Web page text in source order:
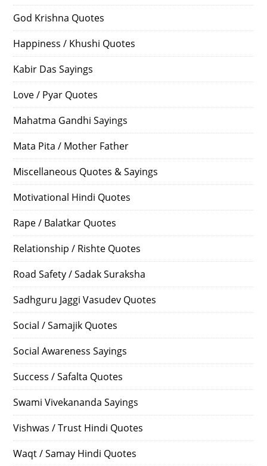
God Krishna Quotes
Happiness / Khushi Quotes
Kabir Das Sayings
Love / Pyar Quotes
Mahatma Gandhi Sayings
Mata Pita / Mother Father
Miscellaneous Quotes & Sayings
Motivational Hindi Quotes
Rape / Balatkar Quotes
Relationship / Rishte Quotes
Road Safety / Sadak Suraksha
Sadhguru Jaggi Vasudev Quotes
Social / Samajik Quotes
Social Awareness Sayings
Success / Safalta Quotes
Swami Vivekananda Sayings
Vishwas / Trust Hindi Quotes
Waqt / Samay Hindi Quotes